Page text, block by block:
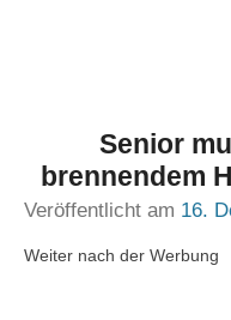
Senior
brennendem
Veröffentlicht am 16.
Weiter nach der Werbung